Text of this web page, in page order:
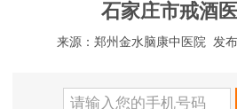
石家庄市戒酒
来源：郑州金水脑康中医院 发